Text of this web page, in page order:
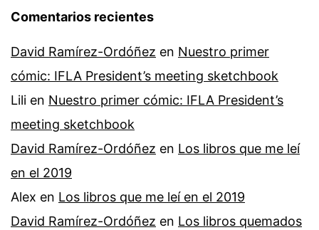
Comentarios recientes
David Ramírez-Ordóñez en Nuestro primer
cómic: IFLA President’s meeting sketchbook
Lili en Nuestro primer cómic: IFLA President’s
meeting sketchbook
David Ramírez-Ordóñez en Los libros que me leí
en el 2019
Alex en Los libros que me leí en el 2019
David Ramírez-Ordóñez en Los libros quemados